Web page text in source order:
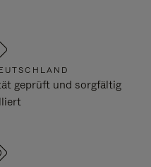
geprüft und sorgfältig